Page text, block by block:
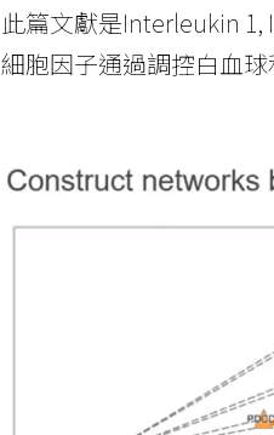
此篇文獻是Interleukin
細胞因子通過調控白血